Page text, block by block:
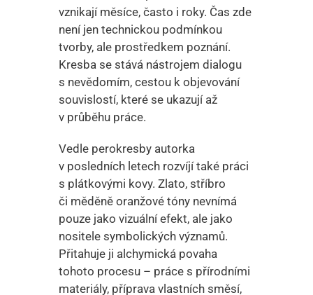
vznikají měsíce, často i roky. Čas zde
není jen technickou podmínkou
tvorby, ale prostředkem poznání.
Kresba se stává nástrojem dialogu
s nevědomím, cestou k objevování
souvislostí, které se ukazují až
v průběhu práce.
Vedle perokresby autorka
v posledních letech rozvíjí také práci
s plátkovými kovy. Zlato, stříbro
či měděně oranžové tóny nevnímá
pouze jako vizuální efekt, ale jako
nositele symbolických významů.
Přitahuje ji alchymická povaha
tohoto procesu – práce s přírodními
materiály, příprava vlastních směsí,